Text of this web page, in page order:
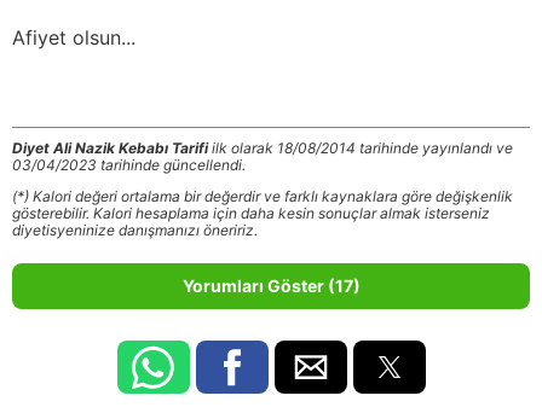
Afiyet olsun...
Diyet Ali Nazik Kebabı Tarifiilk olarak 18/08/2014 tarihinde yayınlandı ve
03/04/2023 tarihinde güncellendi.
(*) Kalori değeri ortalama bir değerdir ve farklı kaynaklara göre değişkenlik
gösterebilir. Kalori hesaplama için daha kesin sonuçlar almak isterseniz
diyetisyeninize danışmanızı öneririz.
Yorumları Göster (17)